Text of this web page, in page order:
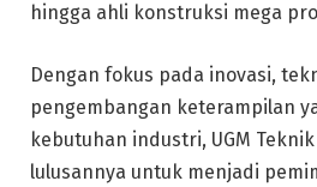
hingga ahli konstruksi mega
Dengan fokus pada inovasi,
pengembangan keterampilan
kebutuhan industri, UGM
lulusannya untuk menjadi